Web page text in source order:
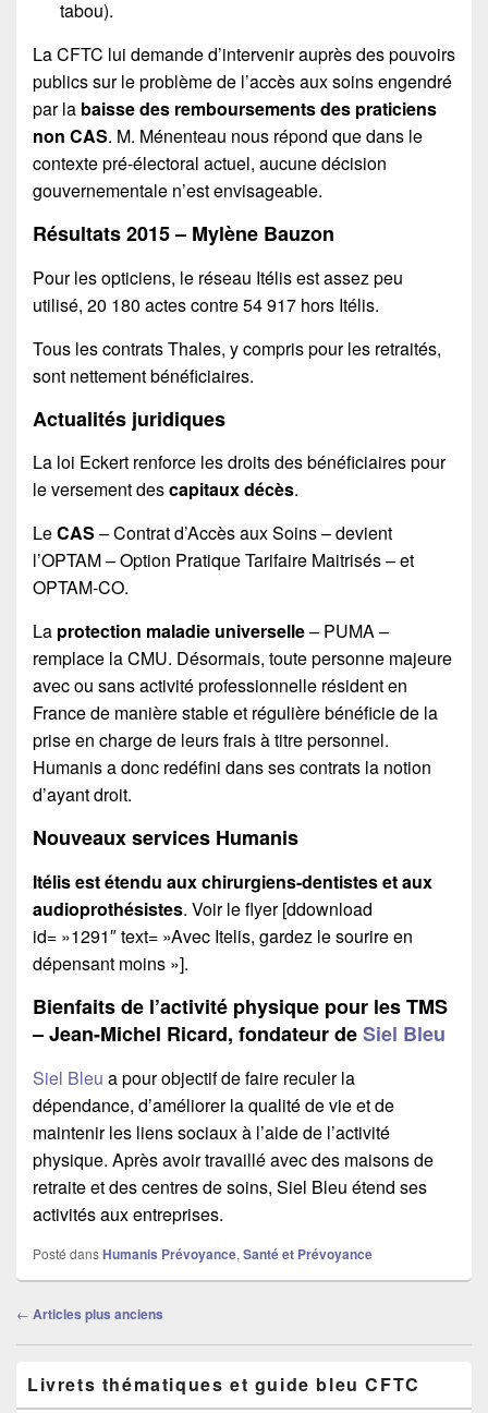
tabou).
La CFTC lui demande d’intervenir auprès des pouvoirs
publics sur le problème de l’accès aux soins engendré
par la baisse des remboursements des praticiens
non CAS. M. Ménenteau nous répond que dans le
contexte pré-électoral actuel, aucune décision
gouvernementale n’est envisageable.
Résultats 2015 – Mylène Bauzon
Pour les opticiens, le réseau Itélis est assez peu
utilisé, 20 180 actes contre 54 917 hors Itélis.
Tous les contrats Thales, y compris pour les retraités,
sont nettement bénéficiaires.
Actualités juridiques
La loi Eckert renforce les droits des bénéficiaires pour
le versement descapitaux décès.
LeCAS – Contrat d’Accès aux Soins – devient
l’OPTAM – Option Pratique Tarifaire Maitrisés – et
OPTAM-CO.
La protection maladie universelle– PUMA –
remplace la CMU. Désormais, toute personne majeure
avec ou sans activité professionnelle résident en
France de manière stable et régulière bénéficie de la
prise en charge de leurs frais à titre personnel.
Humanis a donc redéfini dans ses contrats la notion
d’ayant droit.
Nouveaux services Humanis
Itélis est étendu aux chirurgiens-dentistes et aux
audioprothésistes. Voir le flyer [ddownload
id= »1291″ text= »Avec Itelis, gardez le sourire en
dépensant moins »].
Bienfaits de l’activité physique pour les TMS
– Jean-Michel Ricard, fondateur deSiel Bleu
Siel Bleu a pour objectif de faire reculer la
dépendance, d’améliorer la qualité de vie et de
maintenir les liens sociaux à l’aide de l’activité
physique. Après avoir travaillé avec des maisons de
retraite et des centres de soins, Siel Bleu étend ses
activités aux entreprises.
Posté dansHumanis Prévoyance, Santé et Prévoyance
Navigation
articles
← Articles plus anciens
principale
Livrets thématiques et guide bleu CFTC